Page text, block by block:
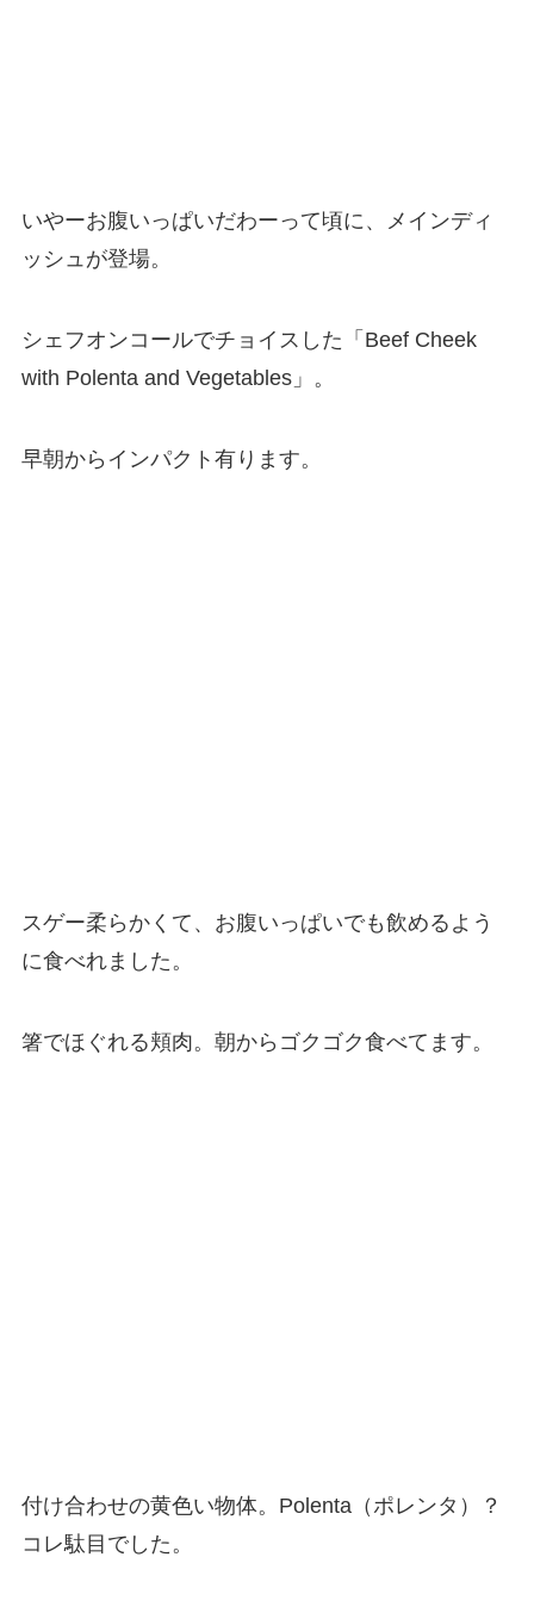
いやーお腹いっぱいだわーって頃に、メインディ
ッシュが登場。
シェフオンコールでチョイスした「Beef Cheek
with Polenta and Vegetables」。
早朝からインパクト有ります。
スゲー柔らかくて、お腹いっぱいでも飲めるよう
に食べれました。
箸でほぐれる頬肉。朝からゴクゴク食べてます。
付け合わせの黄色い物体。Polenta（ポレンタ）？
コレ駄目でした。